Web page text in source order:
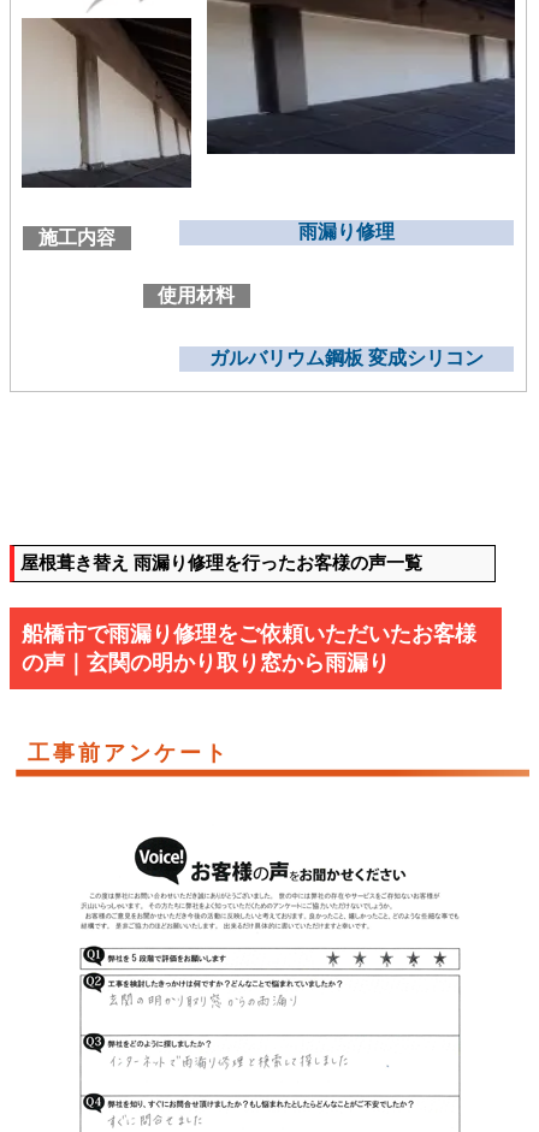
施工内容 雨漏り修理
使用材料
ガルバリウム鋼板 変成シリコン
屋根葺き替え 雨漏り修理を行ったお客様の声一覧
船橋市で雨漏り修理をご依頼いただいたお客様
の声｜玄関の明かり取り窓から雨漏り
工事前アンケート